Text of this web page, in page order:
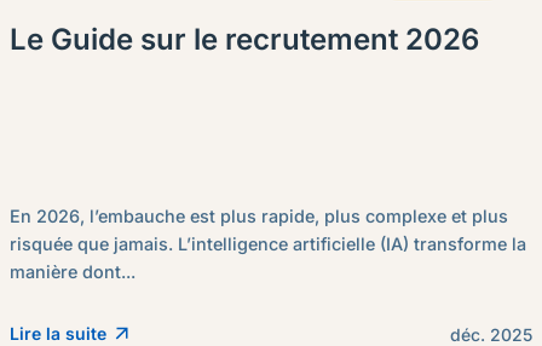
Le Guide sur le recrutement 2026
En 2026, l’embauche est plus rapide, plus complexe et plus
risquée que jamais. L’intelligence artificielle (IA) transforme la
manière dont...
Lire la suite déc. 2025